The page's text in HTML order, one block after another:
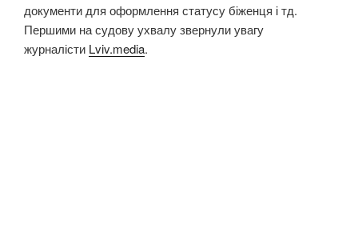
документи для оформлення статусу біженця і тд.
Першими на судову ухвалу звернули увагу
журналісти Lviv.media.